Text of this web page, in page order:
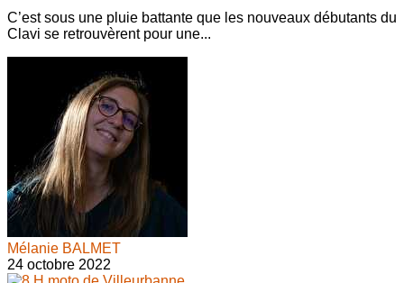
C’est sous une pluie battante que les nouveaux débutants du
Clavi se retrouvèrent pour une...
Mélanie BALMET
24 octobre 2022